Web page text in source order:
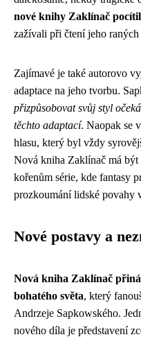
nové knihy Zaklínač
zažívali při čtení jeho raných
Zajímavé je také autorovo
adaptace na jeho tvorbu.
přizpůsobovat svůj styl
těchto adaptací. Naopak se
hlasu, který byl vždy
Nová kniha Zaklínač má
kořenům série, kde fantasy
prozkoumání lidské povahy
Nové postavy a
Nová kniha Zaklínač
bohatého světa, který
Andrzeje Sapkowského.
nového díla je představení